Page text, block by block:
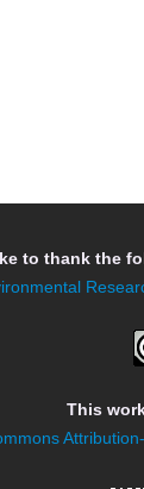
to thank the
This